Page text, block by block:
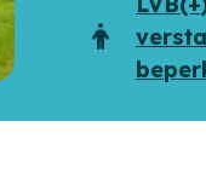
Doelgroep